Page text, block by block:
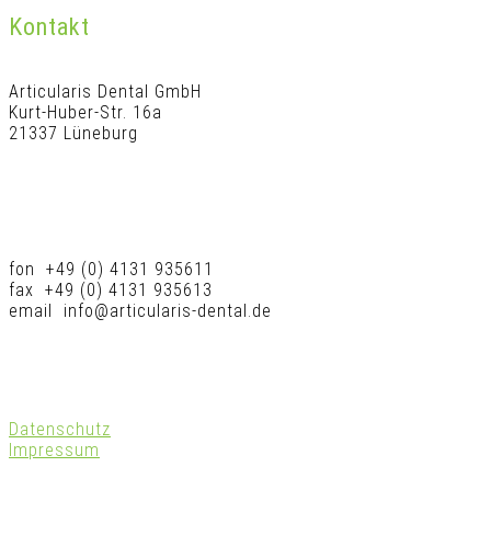
Kontakt
Articularis Dental GmbH
Kurt-Huber-Str. 16a
21337 Lüneburg
fon +49 (0) 4131 935611
fax +49 (0) 4131 935613
email info@articularis-dental.de
Datenschutz
Impressum